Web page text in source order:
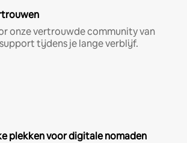
onze vertrouwde community van
tijdens je lange verblijf.
plekken voor digitale nomaden